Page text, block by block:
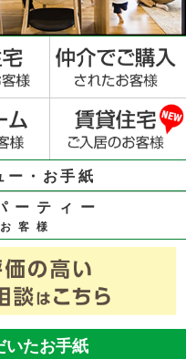
ー・お手紙
ーティー
客様
いたお手紙